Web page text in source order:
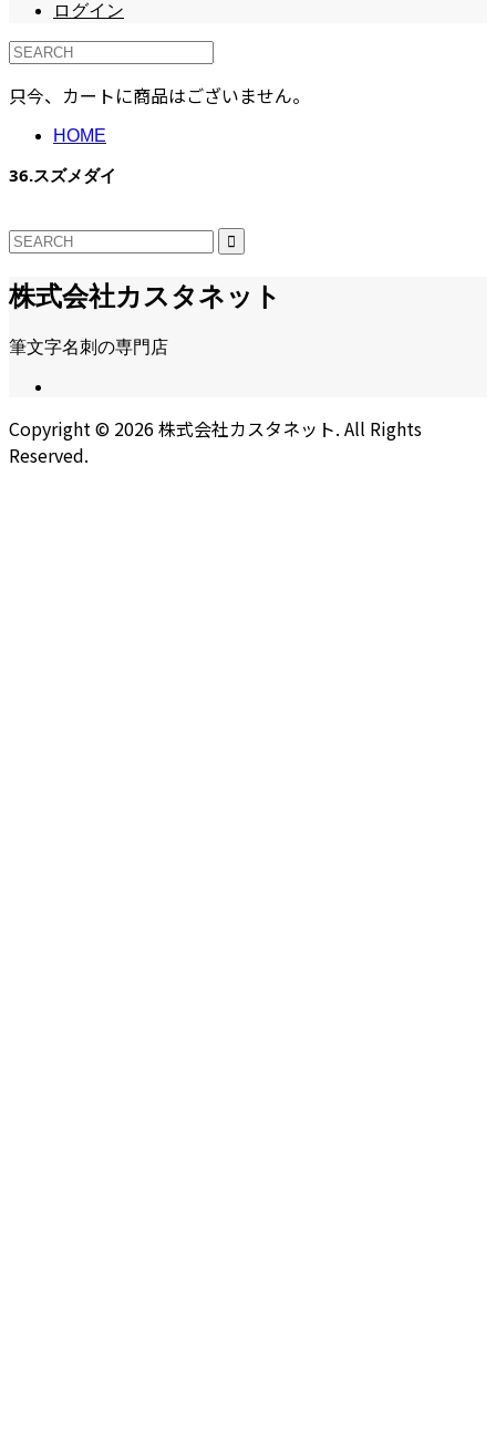
ログイン
只今、カートに商品はございません。
HOME
36.スズメダイ
株式会社カスタネット
筆文字名刺の専門店
Copyright © 2026株式会社カスタネット. All Rights
Reserved.